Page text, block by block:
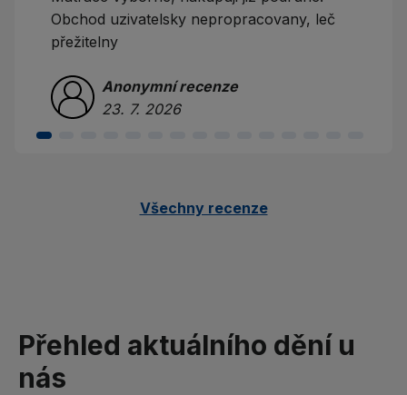
Obchod uzivatelsky nepropracovany, leč
přežitelny
Anonymní recenze
23. 7. 2026
Všechny recenze
Přehled aktuálního dění u
nás